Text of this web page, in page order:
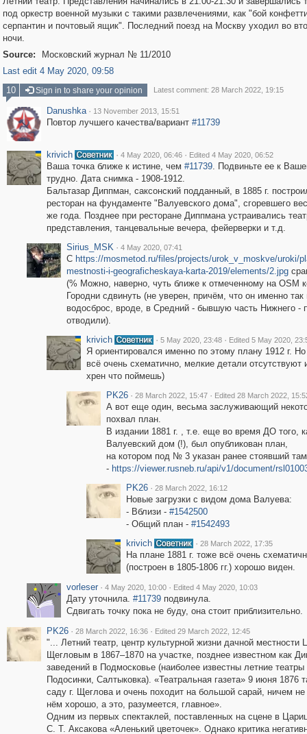
под оркестр военной музыки с такими развлечениями, как "бой
серпантин и почтовый ящик". Последний поезд на Москву уходил во
ночи.
Source:
Московский журнал № 11/2010
Last edit 4 May 2020, 09:58
10
Sign in to share your opinion Latest comment: 28 March 2022, 19:15
Danushka · 13 November 2013, 15:51
Повтор лучшего качества/вариант #11739
krivich · 4 May 2020, 06:46 · Edited 4 May 2020, 06:52
Ваша точка ближе к истине, чем #11739. Подвиньте ее к
трудно. Дата снимка - 1908-1912.
Бальтазар Диппман, саксонский подданный, в 1885 г.
ресторан на фундаменте "Валуевского дома", сгоревшего
же года. Позднее при ресторане Диппмана устраивались
представления, танцевальные вечера, фейерверки и т.д.
Sirius_MSK · 4 May 2020, 07:41
С https://mosmetod.ru/files/projects/urok_v_moskve/uroki/
mestnosti-i-geograficheskaya-karta-2019/elements/2.jpg
(% Можно, наверно, чуть ближе к отмеченному на OSM
Городни сдвинуть (не уверен, причём, что он именно так
водосброс, вроде, в Средний - бывшую часть Нижнего -
отводили).
krivich
· 5 May 2020, 23:48 · Edited 5 May 2020,
Я ориентировался именно по этому плану 1912 г.
всё очень схематично, мелкие детали отсутствуют
хрен что поймешь)
PK26 · 28 March 2022, 15:47 · Edited 28 March 2022,
А вот еще один, весьма заслуживающий
похвал план.
В издании 1881 г. , т.е. еще во время ДО того,
Валуевский дом (!), был опубликован план,
на котором под № 3 указан ранее стоявший
- https://viewer.rusneb.ru/api/v1/document/
PK26 · 28 March 2022, 16:12
Новые загрузки с видом дома Валуева:
- Вблизи - #1542500
- Общий план - #1542493
krivich
· 28 March 2022, 17:35
На плане 1881 г. тоже всё очень
(построен в 1805-1806 гг.) хорошо виден.
vorleser · 4 May 2020, 10:00 · Edited 4 May 2020, 10:03
Дату уточнила. #11739подвинула.
Сдвигать точку пока не буду, она стоит приблизительно.
PK26 · 28 March 2022, 16:36 · Edited 29 March 2022, 12:45
"... Летний театр, центр культурной жизни дачной
Щегловым в 1867–1870 на участке, позднее известном как
заведений в Подмосковье (наиболее известны летние
Подосинки, Салтыковка). «Театральная газета» 9 июня 1876
саду г. Щеглова и очень походит на большой сарай, ничем
нём хорошо, а это, разумеется, главное».
Одним из первых спектаклей, поставленных на сцене в
С. Т. Аксакова «Аленький цветочек». Однако критика